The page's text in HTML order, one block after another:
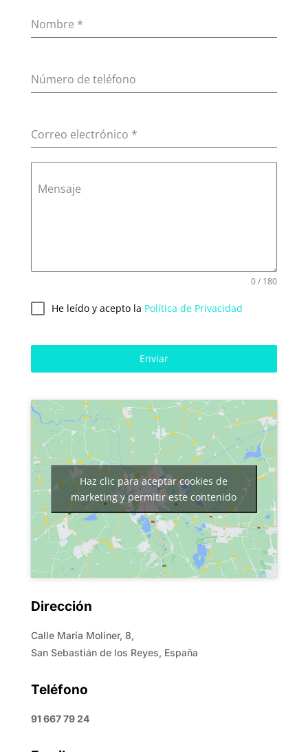
Nombre *
Número de teléfono
Correo electrónico *
Mensaje
0 / 180
He leído y acepto la Política de Privacidad
Enviar
Haz clic para aceptar cookies de
marketing y permitir este contenido
Dirección
Calle María Moliner, 8,
San Sebastián de los Reyes, España
Teléfono
91 667 79 24